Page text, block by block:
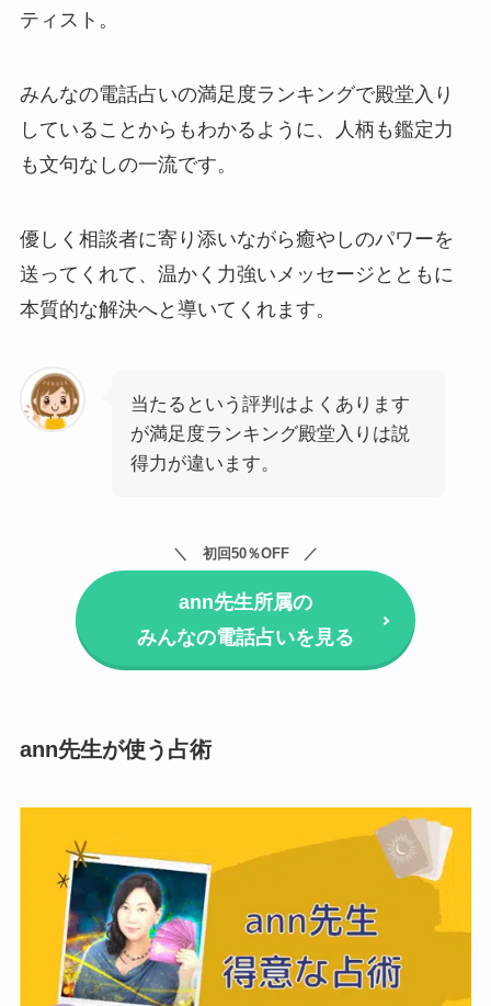
ティスト。
みんなの電話占いの満足度ランキングで殿堂入り
していることからもわかるように、人柄も鑑定力
も文句なしの一流です。
優しく相談者に寄り添いながら癒やしのパワーを
送ってくれて、温かく力強いメッセージとともに
本質的な解決へと導いてくれます。
当たるという評判はよくあります
が満足度ランキング殿堂入りは説
得力が違います。
初回50％OFF
ann先生所属の
みんなの電話占いを見る
ann先生が使う占術